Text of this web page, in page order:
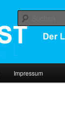
Impressum